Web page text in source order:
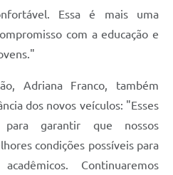
Essa é mais uma
com a educação e
Adriana Franco, também
dos novos veículos: "Esses
para garantir que nossos
condições possíveis para
Continuaremos